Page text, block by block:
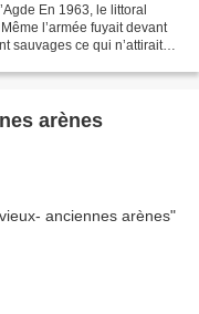
En 1963, le littoral
l’armée fuyait devant
sauvages ce qui n’attirait
arènes